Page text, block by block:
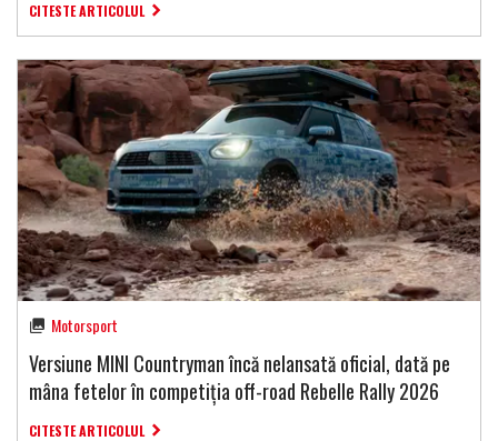
CITESTE ARTICOLUL
Motorsport
Versiune MINI Countryman încă nelansată oficial, dată pe
mâna fetelor în competiția off-road Rebelle Rally 2026
CITESTE ARTICOLUL